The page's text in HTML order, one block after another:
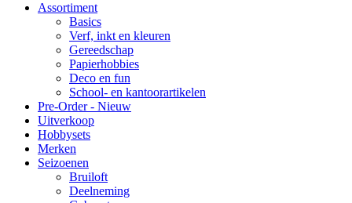
Assortiment
Basics
Verf, inkt en kleuren
Gereedschap
Papierhobbies
Deco en fun
School- en kantoorartikelen
Pre-Order - Nieuw
Uitverkoop
Hobbysets
Merken
Seizoenen
Bruiloft
Deelneming